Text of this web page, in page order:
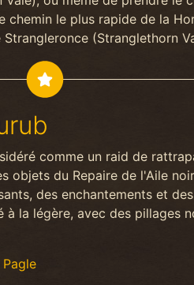
chemin le plus rapide de la
(Stranglethorn
comme un raid de
objets du Repaire de l'Aile
des enchantements et
la légère, avec des pillages